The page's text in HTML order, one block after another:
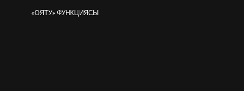
«ОЯТУ» ФУНКЦИЯСЫ